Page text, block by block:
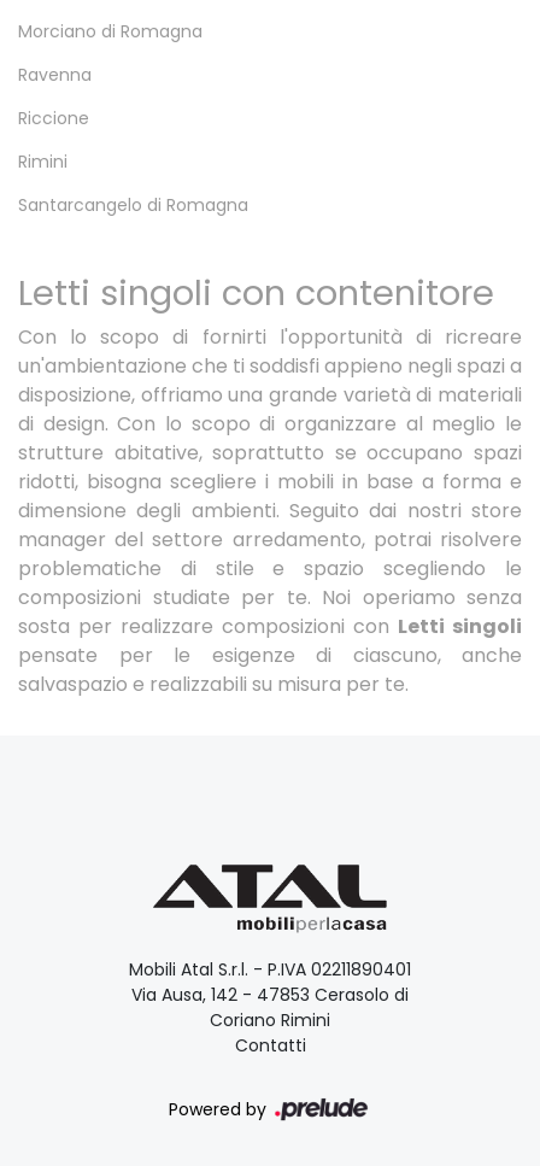
Morciano di Romagna
Ravenna
Riccione
Rimini
Santarcangelo di Romagna
Letti singoli con contenitore
Con lo scopo di fornirti l'opportunità di ricreare
un'ambientazione che ti soddisfi appieno negli spazi a
disposizione, offriamo una grande varietà di materiali
di design. Con lo scopo di organizzare al meglio le
strutture abitative, soprattutto se occupano spazi
ridotti, bisogna scegliere i mobili in base a forma e
dimensione degli ambienti. Seguito dai nostri store
manager del settore arredamento, potrai risolvere
problematiche di stile e spazio scegliendo le
composizioni studiate per te. Noi operiamo senza
sosta per realizzare composizioni con Letti singoli
pensate per le esigenze di ciascuno, anche
salvaspazio e realizzabili su misura per te.
Mobili Atal S.r.l. - P.IVA 02211890401
Via Ausa, 142 - 47853 Cerasolo di
Coriano Rimini
Contatti
Powered by